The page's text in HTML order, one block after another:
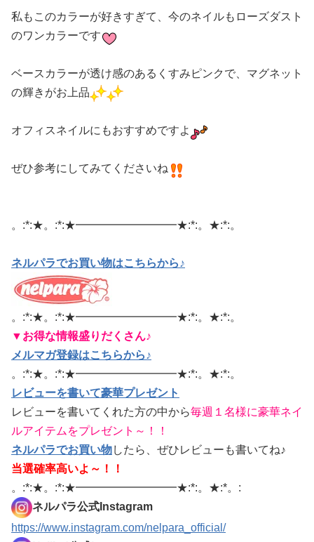
私もこのカラーが好きすぎて、今のネイルもローズダスト
のワンカラーです
ベースカラーが透け感のあるくすみピンクで、マグネット
の輝きがお上品
オフィスネイルにもおすすめですよ
ぜひ参考にしてみてくださいね
。:*:★。:*:★━━━━━━━━━★:*:。★:*:。
ネルパラでお買い物はこちらから♪
。:*:★。:*:★━━━━━━━━━★:*:。★:*:。
▼お得な情報盛りだくさん♪
メルマガ登録はこちらから♪
。:*:★。:*:★━━━━━━━━━★:*:。★:*:。
レビューを書いて豪華プレゼント
レビューを書いてくれた方の中から毎週１名様に豪華ネイ
ルアイテムをプレゼント～！！
ネルパラでお買い物したら、ぜひレビューも書いてね♪
当選確率高いよ～！！
。:*:★。:*:★━━━━━━━━━★:*:。★:*。:
ネルパラ公式Instagram
https://www.instagram.com/nelpara_official/